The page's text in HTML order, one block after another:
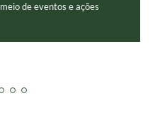
de eventos e ações